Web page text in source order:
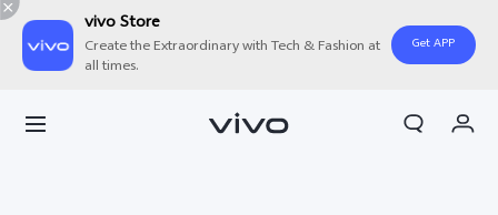
vivo Store
Create the Extraordinary with Tech & Fashion at
all times.
Get APP